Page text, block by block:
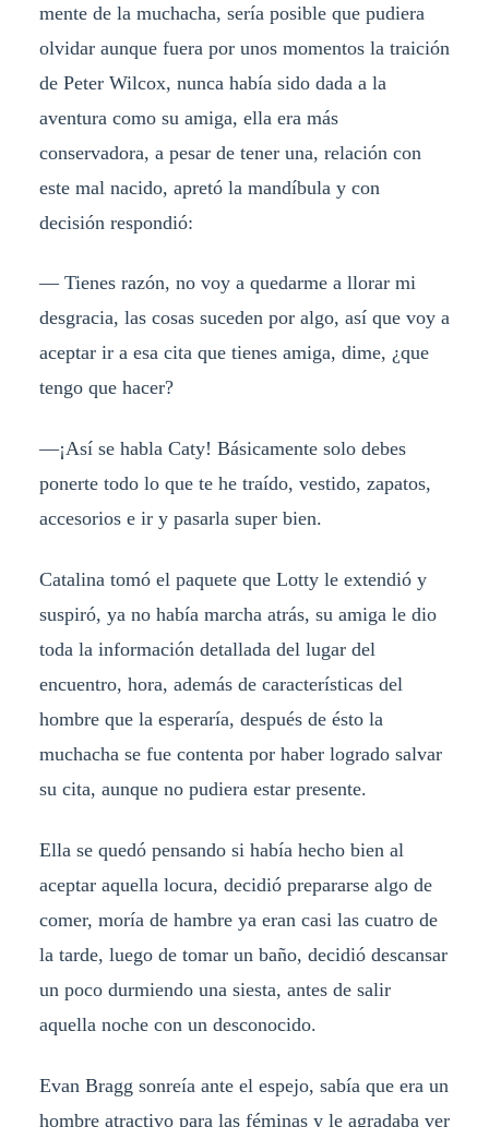
mente de la muchacha, sería posible que pudiera
olvidar aunque fuera por unos momentos la traición
de Peter Wilcox, nunca había sido dada a la
aventura como su amiga, ella era más
conservadora, a pesar de tener una, relación con
este mal nacido, apretó la mandíbula y con
decisión respondió:
— Tienes razón, no voy a quedarme a llorar mi
desgracia, las cosas suceden por algo, así que voy a
aceptar ir a esa cita que tienes amiga, dime, ¿que
tengo que hacer?
—¡Así se habla Caty! Básicamente solo debes
ponerte todo lo que te he traído, vestido, zapatos,
accesorios e ir y pasarla super bien.
Catalina tomó el paquete que Lotty le extendió y
suspiró, ya no había marcha atrás, su amiga le dio
toda la información detallada del lugar del
encuentro, hora, además de características del
hombre que la esperaría, después de ésto la
muchacha se fue contenta por haber logrado salvar
su cita, aunque no pudiera estar presente.
Ella se quedó pensando si había hecho bien al
aceptar aquella locura, decidió prepararse algo de
comer, moría de hambre ya eran casi las cuatro de
la tarde, luego de tomar un baño, decidió descansar
un poco durmiendo una siesta, antes de salir
aquella noche con un desconocido.
Evan Bragg sonreía ante el espejo, sabía que era un
hombre atractivo para las féminas y le agradaba ver